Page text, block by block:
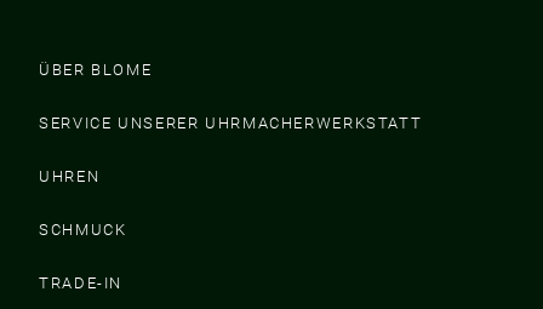
ÜBER BLOME
SERVICE UNSERER UHRMACHERWERKSTATT
UHREN
SCHMUCK
TRADE-IN